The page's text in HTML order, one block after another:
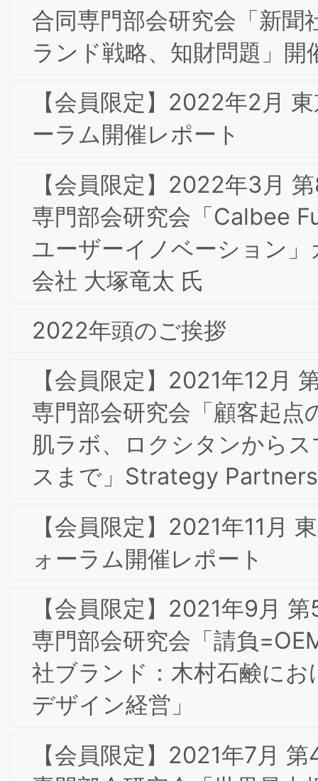
ご出席のお礼とお願い
2011年9月 開催設立記念フォーラムのお
HOME 研究所概要 お問合せ
個人情報保護
サイトマップ
「ブランド戦略経営研究所」および「BSMI」は
般社団法人ブランド戦略経営研究所の登録商標で
す。
大阪事務局：〒532-0011 大阪市淀川区西中島7-
17 新大阪上野東洋ビル3階
東京事務局：〒103-0025 東京都中央区日本橋茅
町1-8-5 KKビル3F
Web site: https://www.brand-si.com/
Copyright ©2026 一般社団法人 ブランド戦略経営研究所